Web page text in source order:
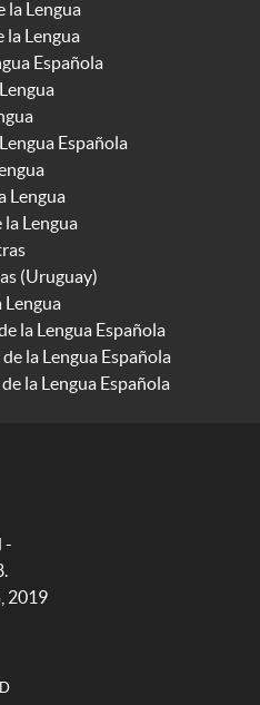
la Lengua
la Lengua
Española
Española
Lengua
la Lengua
(Uruguay)
Lengua
la Lengua Española
la Lengua Española
la Lengua Española
-
2019